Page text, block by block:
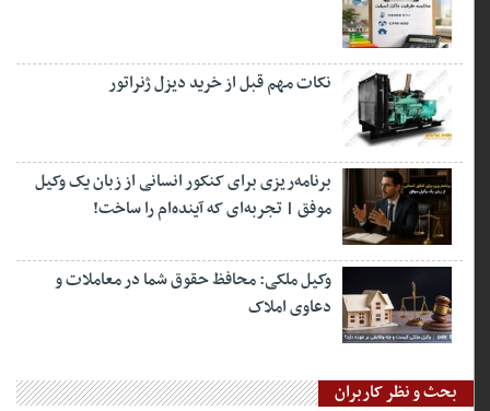
نکات مهم قبل از خرید دیزل ژنراتور
برنامه‌ریزی برای کنکور انسانی از زبان یک وکیل
موفق | تجربه‌ای که آینده‌ام را ساخت!
وکیل ملکی: محافظ حقوق شما در معاملات و
دعاوی املاک
بحث و نظر کاربران